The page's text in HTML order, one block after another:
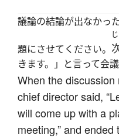
議論の結論が出なかっ
題にさせてください。
きます。」と言って会議
When the
chief director said,
will come up with a
meeting,” and ended